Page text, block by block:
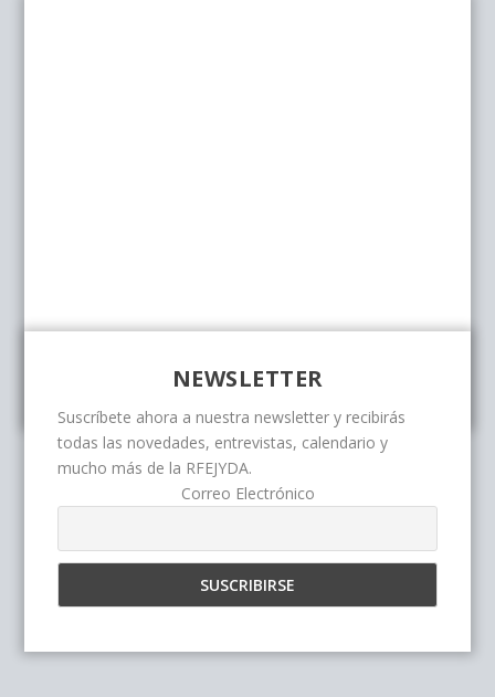
NEWSLETTER
Suscríbete ahora a nuestra newsletter y recibirás
todas las novedades, entrevistas, calendario y
mucho más de la RFEJYDA.
Correo Electrónico